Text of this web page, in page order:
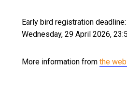
Early bird registration deadline:
Wednesday, 29 April 2026,
More information from the